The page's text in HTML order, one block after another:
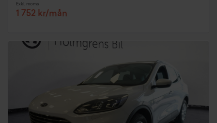
Exkl. moms
1 752 kr/mån